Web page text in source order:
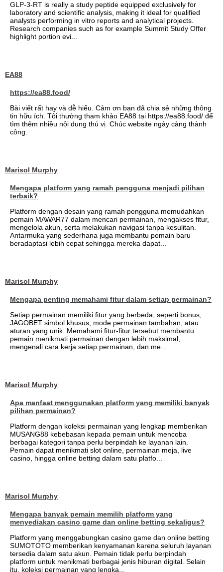
GLP-3-RT is really a study peptide equipped exclusively for
laboratory and scientific analysis, making it ideal for qualified
analysts performing in vitro reports and analytical projects.
Research companies such as for example Summit Study Offer
highlight portion evi...
EA88
https://ea88.food/
Bài viết rất hay và dễ hiểu. Cảm ơn bạn đã chia sẻ những thông
tin hữu ích. Tôi thường tham khảo EA88 tại https://ea88.food/ để
tìm thêm nhiều nội dung thú vị. Chúc website ngày càng thành
công.
Marisol Murphy
Mengapa platform yang ramah pengguna menjadi pilihan
terbaik?
Platform dengan desain yang ramah pengguna memudahkan
pemain MAWAR77 dalam mencari permainan, mengakses fitur,
mengelola akun, serta melakukan navigasi tanpa kesulitan.
Antarmuka yang sederhana juga membantu pemain baru
beradaptasi lebih cepat sehingga mereka dapat...
Marisol Murphy
Mengapa penting memahami fitur dalam setiap permainan?
Setiap permainan memiliki fitur yang berbeda, seperti bonus,
JAGOBET simbol khusus, mode permainan tambahan, atau
aturan yang unik. Memahami fitur-fitur tersebut membantu
pemain menikmati permainan dengan lebih maksimal,
mengenali cara kerja setiap permainan, dan me...
Marisol Murphy
Apa manfaat menggunakan platform yang memiliki banyak
pilihan permainan?
Platform dengan koleksi permainan yang lengkap memberikan
MUSANG88 kebebasan kepada pemain untuk mencoba
berbagai kategori tanpa perlu berpindah ke layanan lain.
Pemain dapat menikmati slot online, permainan meja, live
casino, hingga online betting dalam satu platfo...
Marisol Murphy
Mengapa banyak pemain memilih platform yang
menyediakan casino game dan online betting sekaligus?
Platform yang menggabungkan casino game dan online betting
SUMOTOTO memberikan kenyamanan karena seluruh layanan
tersedia dalam satu akun. Pemain tidak perlu berpindah
platform untuk menikmati berbagai jenis hiburan digital. Selain
itu, koleksi permainan yang lengka...